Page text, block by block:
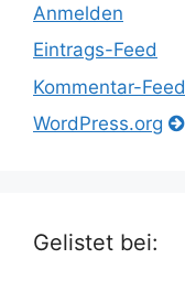
Anmelden
Eintrags-Feed
Kommentar-Feed
WordPress.org
Gelistet bei: